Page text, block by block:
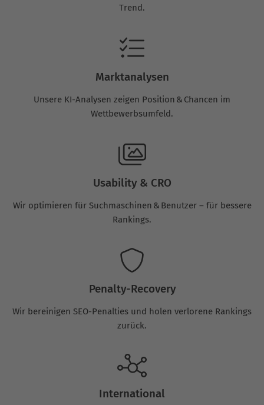
Trend.
Marktanalysen
Unsere KI-Analysen zeigen Position & Chancen im
Wettbewerbsumfeld.
Usability & CRO
Wir optimieren für Suchmaschinen & Benutzer – für bessere
Rankings.
Penalty-Recovery
Wir bereinigen SEO-Penalties und holen verlorene Rankings
zurück.
International